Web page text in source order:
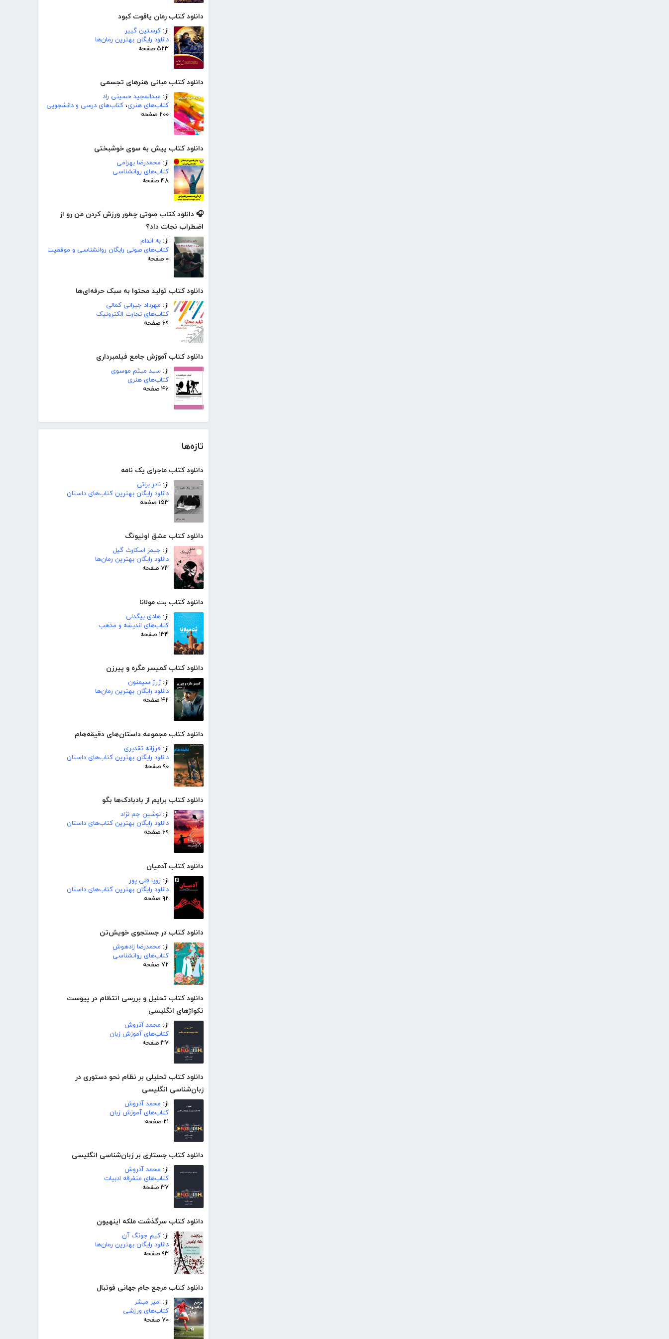
دانلود کتاب رمان یاقوت کبود
از: کرستین گییر
دانلود رایگان بهترین رمان‌ها
۵۲۳ صفحه
دانلود کتاب مبانی هنرهای تجسمی
از: عبدالمجید حسینی راد
کتاب‌های هنری، کتاب‌های درسی و دانشجویی
۲۰۰ صفحه
دانلود کتاب پیش به سوی خوشبختی
از: محمدرضا بهرامی
کتاب‌های روانشناسی
۴۸ صفحه
🎧 دانلود کتاب صوتی چطور ورزش کردن من رو از
اضطراب نجات داد؟
از: به اندام
کتاب‌های صوتی رایگان روانشناسی و موفقیت
۰ صفحه
دانلود کتاب تولید محتوا به سبک حرفه‌ای‌ها
از: مهرداد جیرانی کمالی
کتاب‌های تجارت الکترونیک
۶۹ صفحه
دانلود کتاب آموزش جامع فیلمبرداری
از: سید میثم موسوی
کتاب‌های هنری
۴۶ صفحه
تازه‌ها
دانلود کتاب ماجرای یک نامه
از: نادر براتی
دانلود رایگان بهترین کتاب‌های داستان
۱۵۳ صفحه
دانلود کتاب عشق اونیونگ
از: جیمز اسکارث گیل
دانلود رایگان بهترین رمان‌ها
۷۳ صفحه
دانلود کتاب بت مولانا
از: هادی بیگدلی
کتاب‌های اندیشه و مذهب
۱۳۴ صفحه
دانلود کتاب کمیسر مگره و پیرزن
از:ژرژ سیمنون
دانلود رایگان بهترین رمان‌ها
۴۲ صفحه
دانلود کتاب مجموعه داستان‌های دقیقه‌هام
از: فرزانه تقدیری
دانلود رایگان بهترین کتاب‌های داستان
۹۰ صفحه
دانلود کتاب برایم از بادبادک‌ها بگو
از: نوشین جم نژاد
دانلود رایگان بهترین کتاب‌های داستان
۶۹ صفحه
دانلود کتاب آدمیان
از: زویا قلی پور
دانلود رایگان بهترین کتاب‌های داستان
۹۲ صفحه
دانلود کتاب در جستجوی خویش‌تن
از: محمدرضا زادهوش
کتاب‌های روانشناسی
۷۲ صفحه
دانلود کتاب تحلیل و بررسی انتظام در پیوست
تکواژهای انگلیسی
از: محمد آذروش
کتاب‌های آموزش زبان
۳۷ صفحه
دانلود کتاب تحلیلی بر نظام نحو دستوری در
زبان‌شناسی انگلیسی
از: محمد آذروش
کتاب‌های آموزش زبان
۲۱ صفحه
دانلود کتاب جستاری بر زبان‌شناسی انگلیسی
از: محمد آذروش
کتاب‌های متفرقه ادبیات
۳۷ صفحه
دانلود کتاب سرگذشت ملکه اینهیون
از: کیم جونگ آن
دانلود رایگان بهترین رمان‌ها
۹۳ صفحه
دانلود کتاب مرجع جام جهانی فوتبال
از: امیر مبشر
کتاب‌های ورزشی
۷۰ صفحه